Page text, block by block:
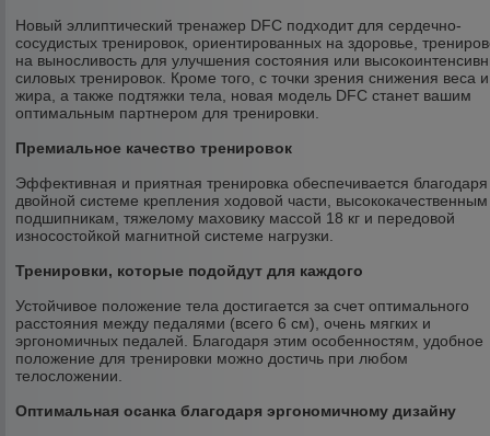
Новый эллиптический тренажер DFC подходит для сердечно-
сосудистых тренировок, ориентированных на здоровье,
на выносливость для улучшения состояния или
силовых тренировок. Кроме того, с точки зрения снижения веса и
жира, а также подтяжки тела, новая модель DFC станет вашим
оптимальным партнером для тренировки.
Премиальное качество тренировок
Эффективная и приятная тренировка обеспечивается благодаря
двойной системе крепления ходовой части, высококачественным
подшипникам, тяжелому маховику массой 18 кг и передовой
износостойкой магнитной системе нагрузки.
Тренировки, которые подойдут для каждого
Устойчивое положение тела достигается за счет оптимального
расстояния между педалями (всего 6 см), очень мягких и
эргономичных педалей. Благодаря этим особенностям, удобное
положение для тренировки можно достичь при любом
телосложении.
Оптимальная осанка благодаря эргономичному дизайну